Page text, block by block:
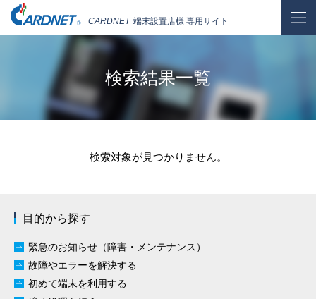
CARDNET 端末設置店様 専用サイト
検索結果一覧
検索対象が見つかりません。
目的から探す
緊急のお知らせ（障害・メンテナンス）
故障やエラーを解決する
初めて端末を利用する